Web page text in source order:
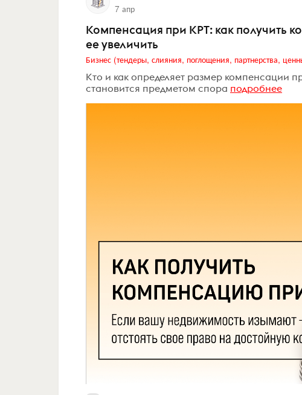
7 апр
Компенсация при КРТ: как получить
ее увеличить
Бизнес (тендеры, слияния, поглощения, партнерства,
Кто и как определяет размер компенсации
становится предметом спора подробнее